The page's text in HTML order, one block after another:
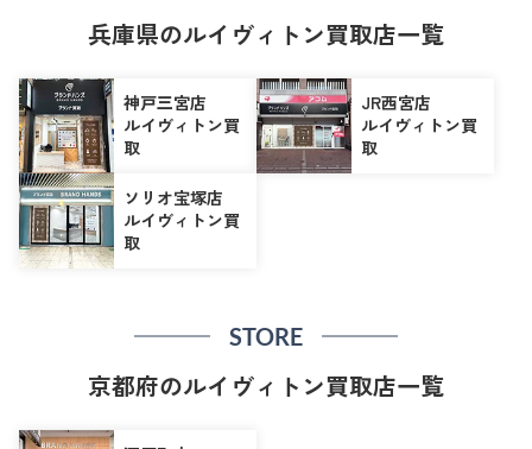
兵庫県のルイヴィトン買取店一覧
神戸三宮店
ルイヴィトン買
取
JR西宮店
ルイヴィトン買
取
ソリオ宝塚店
ルイヴィトン買
取
STORE
京都府のルイヴィトン買取店一覧